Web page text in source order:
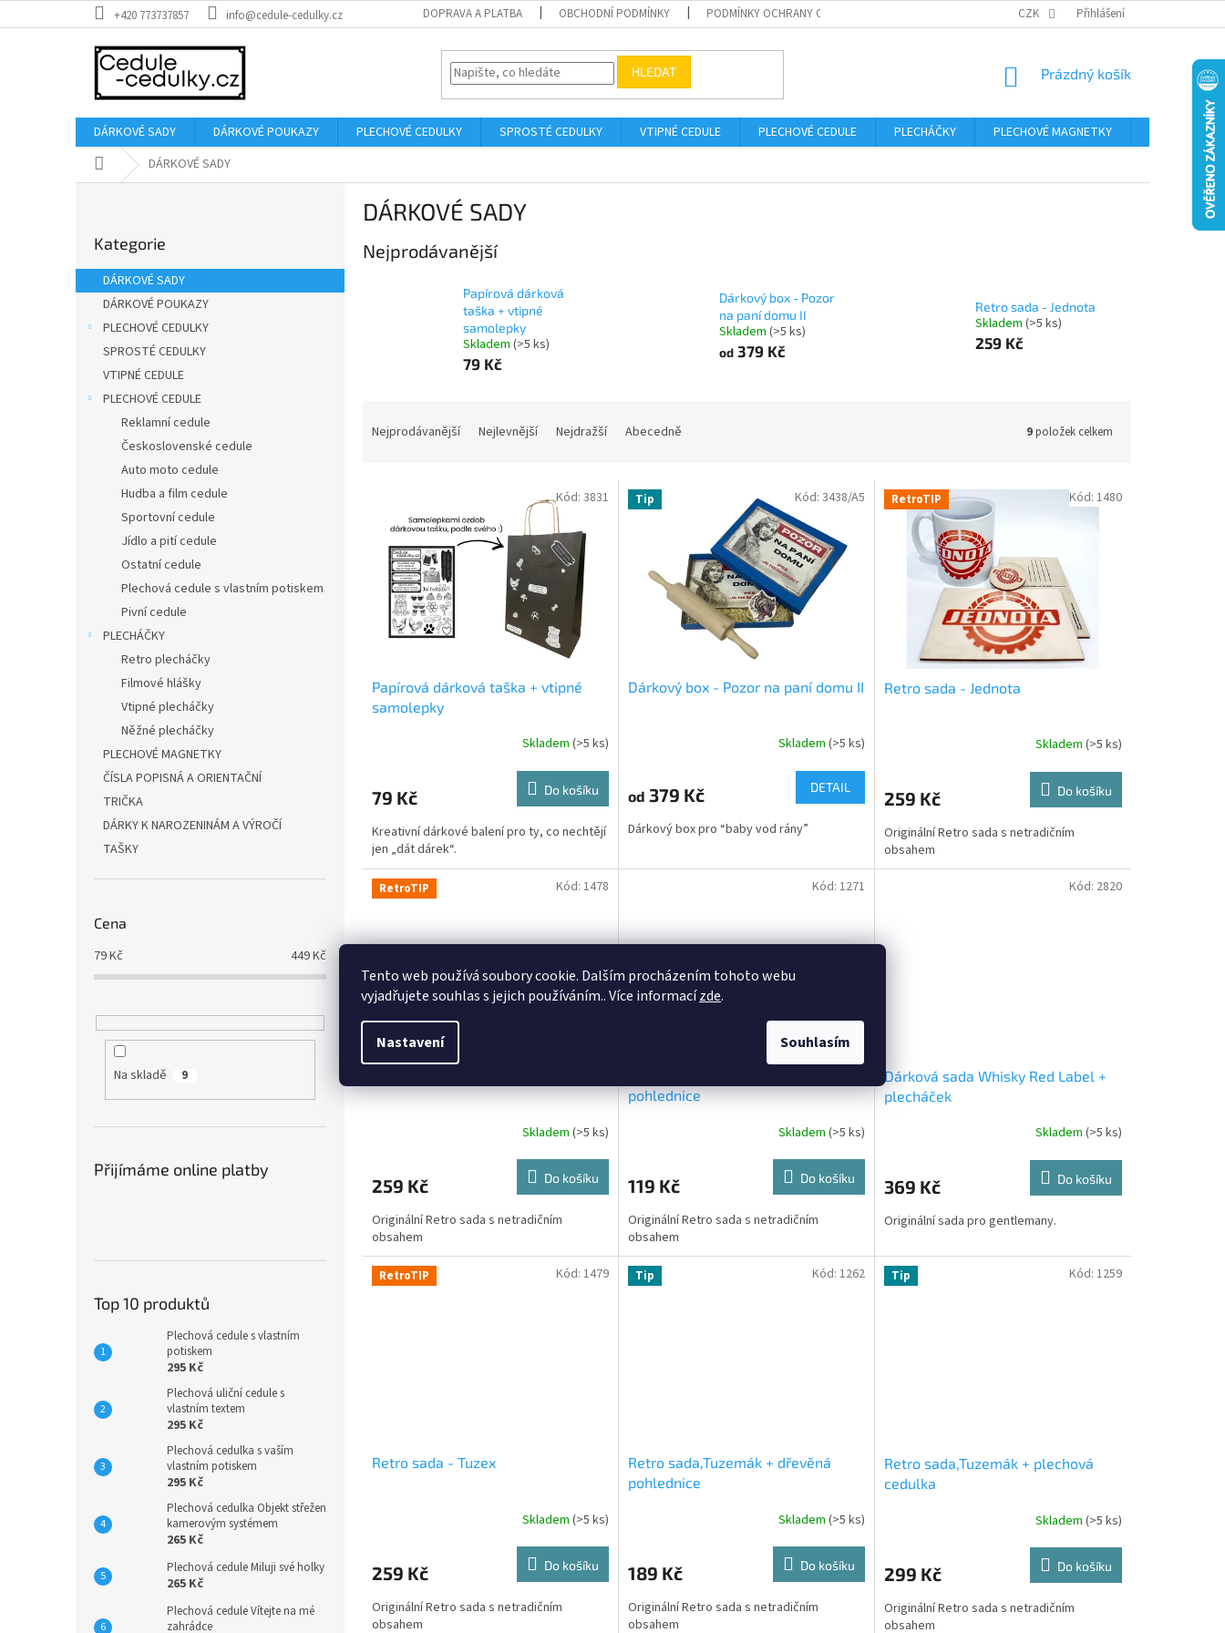
Tento web používá soubory cookie. Dalším procházením tohoto webu
vyjadřujete souhlas s jejich používáním.. Více informacízde.
Nastavení Souhlasím
na
+420 773737857 info@cedule-cedulky.cz DOPRAVA A PLATBA OBCHODNÍ PODMÍNKY PODMÍNKY OCHRANY OSOBNÍCH ÚDAJŮ CZK Přihlášení
HLEDAT
NÁKUPNÍ
Prázdný košík
DÁRKOVÉ SADY DÁRKOVÉ POUKAZY PLECHOVÉ CEDULKY SPROSTÉ CEDULKY VTIPNÉ CEDULE PLECHOVÉ CEDULE PLECHÁČKY PLECHOVÉ MAGNETKY
ČÍSLA
Domů DÁRKOVÉ SADY
r
a
kategorie
Kategorie
DÁRKOVÉ SADY
DÁRKOVÉ POUKAZY
PLECHOVÉ CEDULKY
SPROSTÉ CEDULKY
VTIPNÉ CEDULE
PLECHOVÉ CEDULE
Reklamní cedule
Československé cedule
Auto moto cedule
Hudba a film cedule
Sportovní cedule
Jídlo a pití cedule
Ostatní cedule
Plechová cedule s vlastním potiskem
Pivní cedule
PLECHÁČKY
Retro plecháčky
Filmové hlášky
Vtipné plecháčky
Něžné plecháčky
PLECHOVÉ MAGNETKY
ČÍSLA POPISNÁ A ORIENTAČNÍ
TRIČKA
DÁRKY K NAROZENINÁM A VÝROČÍ
TAŠKY
Cena
79Kč 449Kč
Na skladě 9
Přijímáme online platby
Top 10 produktů
Plechová cedule s vlastním
potiskem
295 Kč
Plechová uliční cedule s
vlastním textem
295 Kč
Plechová cedulka s vaším
vlastním potiskem
295 Kč
Plechová cedulka Objekt střežen
kamerovým systémem
265 Kč
Plechová cedule Miluji své holky
265 Kč
Plechová cedule Vítejte na mé
zahrádce
DÁRKOVÉ SADY
Nejprodávanější
Papírová dárková
taška + vtipné
samolepky
Skladem (>5 ks)
79 Kč
Dárkový box - Pozor
na paní domu II
Skladem (>5 ks)
od379 Kč
Retro sada - Jednota
Skladem (>5 ks)
259 Kč
Nejprodávanější Nejlevnější Nejdražší Abecedně 9položek celkem
Papírová dárková taška + vtipné
samolepky
Skladem (>5 ks)
79 Kč Do košíku
Kreativní dárkové balení pro ty, co nechtějí
jen „dát dárek“.
Kód: 3831 Tip
Dárkový box - Pozor na paní domu II
Skladem (>5 ks)
od 379 Kč DETAIL
Dárkový box pro “baby vod rány”
Kód: 3438/A5 RetroTIP
Retro sada - Jednota
Skladem (>5 ks)
259 Kč Do košíku
Originální Retro sada s netradičním
obsahem
Kód: 1480
RetroTIP
Skladem (>5 ks)
259 Kč Do košíku
Originální Retro sada s netradičním
obsahem
Kód: 1478
pohlednice
Skladem (>5 ks)
119 Kč Do košíku
Originální Retro sada s netradičním
obsahem
Kód: 1271
Dárková sada Whisky Red Label +
plecháček
Skladem (>5 ks)
369 Kč Do košíku
Originální sada pro gentlemany.
Kód: 2820
RetroTIP
Retro sada - Tuzex
Skladem (>5 ks)
259 Kč Do košíku
Originální Retro sada s netradičním
obsahem
Kód: 1479 Tip
Retro sada,Tuzemák + dřevěná
pohlednice
Skladem (>5 ks)
189 Kč Do košíku
Originální Retro sada s netradičním
obsahem
Kód: 1262 Tip
Retro sada,Tuzemák + plechová
cedulka
Skladem (>5 ks)
299 Kč Do košíku
Originální Retro sada s netradičním
obsahem
Kód: 1259